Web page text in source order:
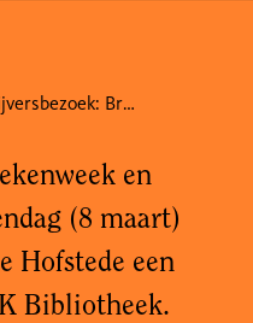
Schrijversbezoek: Bregje Hofstede
en
(8 maart)
Hofstede een
Bibliotheek.